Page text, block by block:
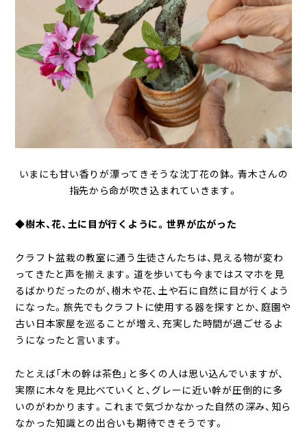
いまにも甘い香りが漂ってきそうな沈丁花の鉢。青木さんの
指先から命が吹き込まれていきます。
◆樹木、花、土に目が行くように。世界が広がった
クラフト盆栽の教室に通う生徒さんたちは、見える物が変わ
ってきたと声を揃えます。道を歩いても今まではスマホを見
るばかりだったのが、樹木や花、土や石に自然に目が行くよう
になった。旅先でもクラフトに使用する器を探すとか、庭園や
古い日本家屋を巡ることが増え、充実した時間が過ごせるよ
うになったと言います。
たとえば「木の幹は茶色」と多くの人は思い込んでいますが、
実際に木々を見比べていくと、グレーに近い幹が圧倒的に多
いのがわかります。これまで気づかなかった自然の深み、知ら
なかった知識との出合いも期待できそうです。